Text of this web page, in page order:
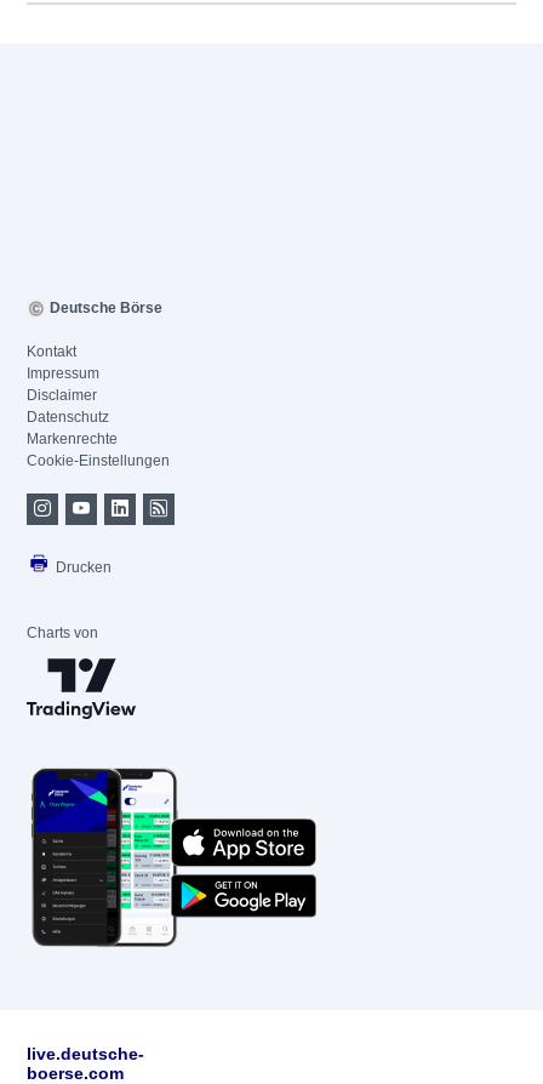
Deutsche Börse
Kontakt
Impressum
Disclaimer
Datenschutz
Markenrechte
Cookie-Einstellungen
Drucken
Charts von
live.deutsche-
boerse.com